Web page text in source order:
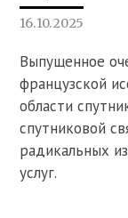
16.10.2025
Выпущенное
французской
области
спутниковой
радикальных
услуг.